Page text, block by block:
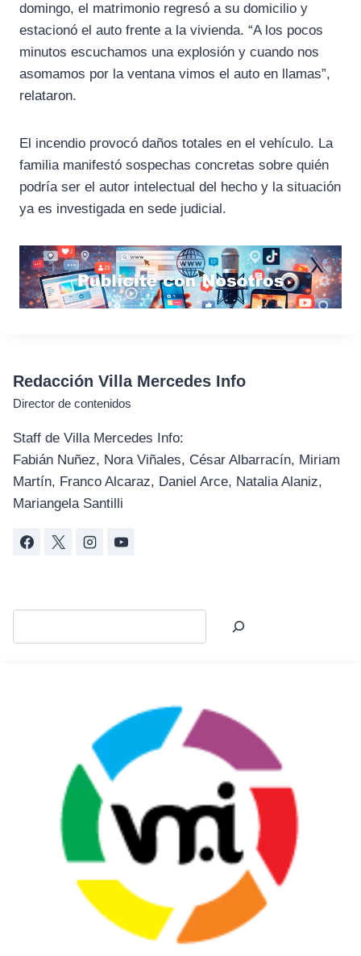
domingo, el matrimonio regresó a su domicilio y
estacionó el auto frente a la vivienda. “A los pocos
minutos escuchamos una explosión y cuando nos
asomamos por la ventana vimos el auto en llamas”,
relataron.
El incendio provocó daños totales en el vehículo. La
familia manifestó sospechas concretas sobre quién
podría ser el autor intelectual del hecho y la situación
ya es investigada en sede judicial.
Redacción Villa Mercedes Info
Director de contenidos
Staff de Villa Mercedes Info:
Fabián Nuñez, Nora Viñales, César Albarracín, Miriam
Martín, Franco Alcaraz, Daniel Arce, Natalia Alaniz,
Mariangela Santilli